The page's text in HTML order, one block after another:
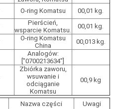
O-ring Komatsu 00,01 kg.
Pierścień,
wsparcie Komatsu.
00,01 kg.
O-ring Komatsu
China
00,013 kg.
Analogów:
["0700213634"]
Zbiórka zaworu,
wsuwanie i
odciąganie
Komatsu
00,9 kg
Nazwa części
Uwagi